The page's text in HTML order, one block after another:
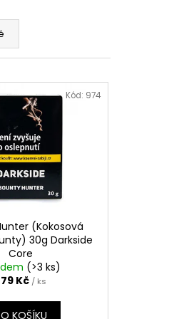
(Kokosová
30g Darkside
Core
(>3 ks)
Kč / ks
KOŠÍKU
Kód: 974